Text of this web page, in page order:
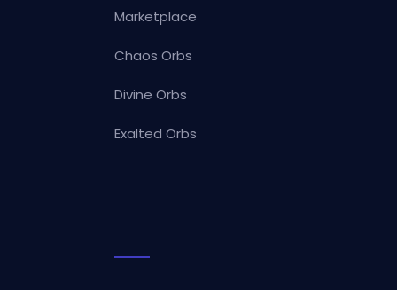
Marketplace
Chaos Orbs
Divine Orbs
Exalted Orbs